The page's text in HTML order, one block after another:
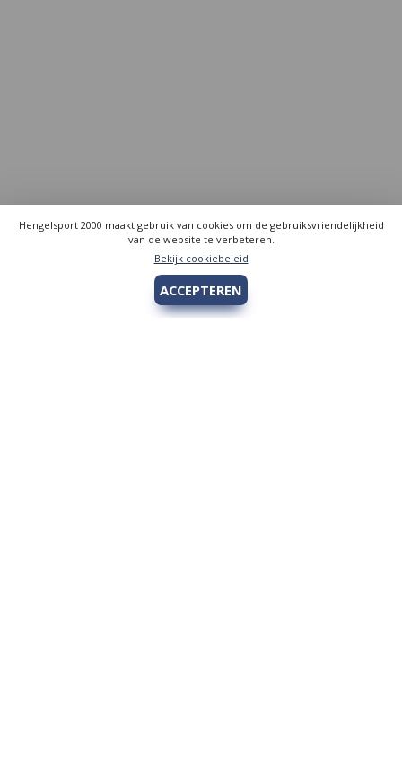
Hengelsport 2000 maakt gebruik van cookies om de gebruiksvriendelijkheid
van de website te verbeteren.
Bekijk cookiebeleid
ACCEPTEREN